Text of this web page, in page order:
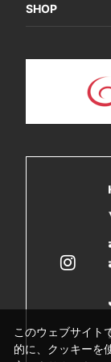
SHOP
このウェブサイト
的に、クッキーを